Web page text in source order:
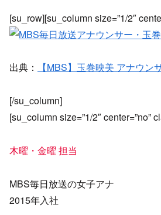
[su_row][su_column size=”1/2″
出典： 【MBS】玉巻映美 アナウン
[/su_column]
[su_column size=”1/2″ center=”no”
木曜・金曜 担当
MBS毎日放送の女子アナ
2015年入社